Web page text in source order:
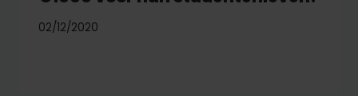
02/12/2020